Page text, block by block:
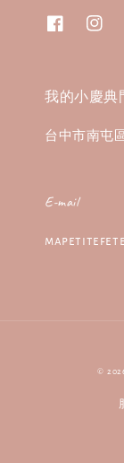
我的小慶典
台中市南屯
E-mail
©